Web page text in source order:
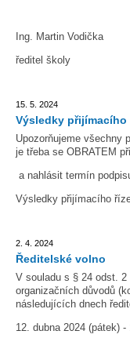
Ing. Martin Vodička
ředitel školy
15. 5. 2024
Výsledky přijímacího
Upozorňujeme všechny
je třeba se OBRATEM
a nahlásit termín
Výsledky přijímacího
2. 4. 2024
Ředitelské volno
V souladu s § 24 odst.
organizačních důvodů
následujících dnech
12. dubna 2024 (pátek)